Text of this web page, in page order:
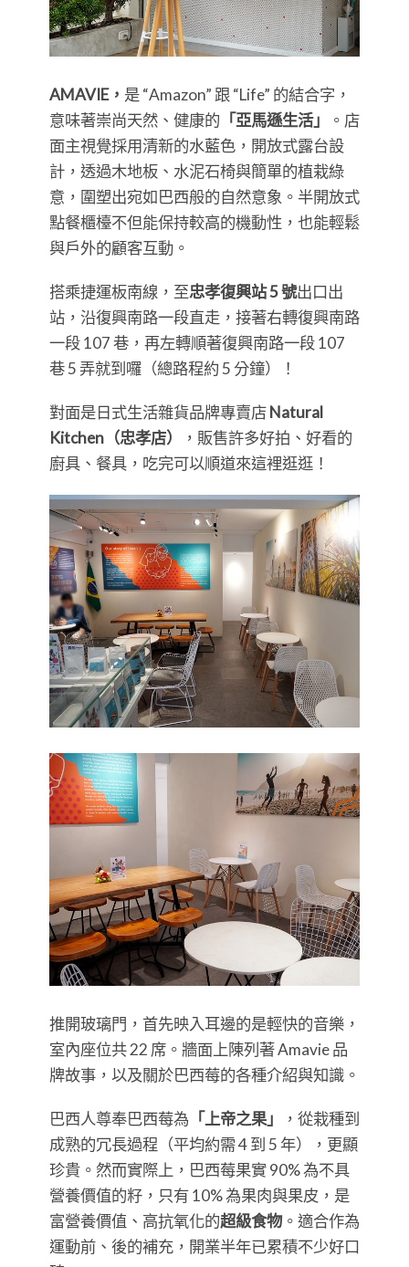
AMAVIE， 是 “Amazon” 跟 “Life” 的結合字，
意味著崇尚天然、健康的 「亞馬遜生活」
。店
面主視覺採用清新的水藍色，開放式露台設
計，透過木地板、水泥石椅與簡單的植栽綠
意，圍塑出宛如巴西般的自然意象。半開放式
點餐櫃檯不但能保持較高的機動性，也能輕鬆
與戶外的顧客互動。
搭乘捷運板南線，至忠孝復興站 5 號出口出
站，沿復興南路一段直走，接著右轉復興南路
一段 107 巷，再左轉順著復興南路一段 107
巷 5 弄就到囉（總路程約 5 分鐘）！
對面是日式生活雜貨品牌專賣店Natural
Kitchen（忠孝店）
，販售許多好拍、好看的
廚具、餐具，吃完可以順道來這裡逛逛！
推開玻璃門，首先映入耳邊的是輕快的音樂，
室內座位共 22 席。牆面上陳列著 Amavie 品
牌故事，以及關於巴西莓的各種介紹與知識。
巴西人尊奉巴西莓為 「上帝之果」
，從栽種到
成熟的冗長過程（平均約需 4 到 5 年），更顯
珍貴。然而實際上，巴西莓果實 90% 為不具
營養價值的籽，只有 10% 為果肉與果皮，是
富營養價值、高抗氧化的超級食物。適合作為
運動前、後的補充，開業半年已累積不少好口